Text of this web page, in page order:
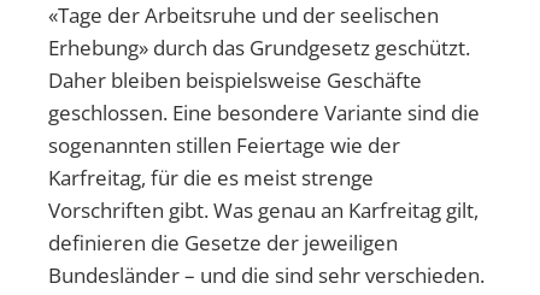
«Tage der Arbeitsruhe und der seelischen
Erhebung» durch das Grundgesetz geschützt.
Daher bleiben beispielsweise Geschäfte
geschlossen. Eine besondere Variante sind die
sogenannten stillen Feiertage wie der
Karfreitag, für die es meist strenge
Vorschriften gibt. Was genau an Karfreitag gilt,
definieren die Gesetze der jeweiligen
Bundesländer – und die sind sehr verschieden.